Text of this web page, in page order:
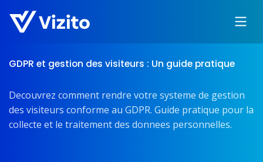
GDPR et gestion des visiteurs : Un guide pratique
Decouvrez comment rendre votre systeme de gestion
des visiteurs conforme au GDPR. Guide pratique pour la
collecte et le traitement des donnees personnelles.